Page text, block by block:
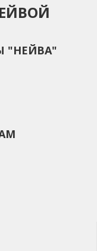
"НЕЙВА"